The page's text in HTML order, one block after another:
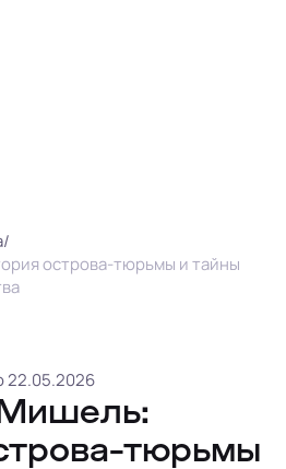
/
острова-тюрьмы и тайны
22.05.2026
тюрьмы